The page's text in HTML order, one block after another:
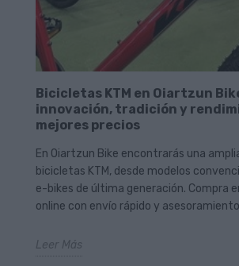
Bicicletas KTM en Oiartzun
innovación, tradición y
mejores precios
En Oiartzun Bike encontrarás una
bicicletas KTM, desde modelos
e-bikes de última generación. Compra
online con envío rápido y
Leer Más